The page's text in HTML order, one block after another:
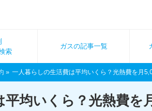
索
ガスの記事一覧
一人暮らしの生活費は平均いくら？光熱費を月
均いくら？光熱費を